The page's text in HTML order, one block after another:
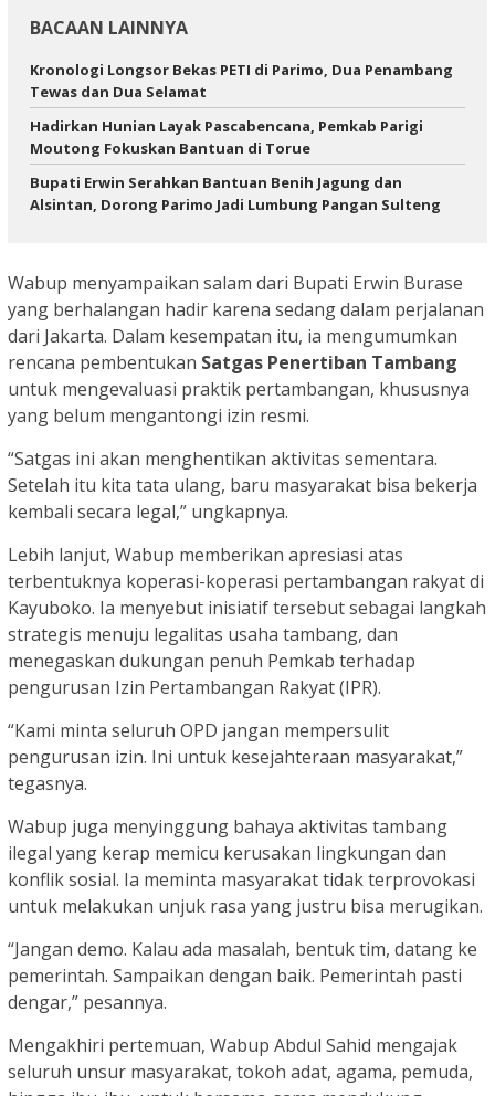
BACAAN LAINNYA
Kronologi Longsor Bekas PETI di Parimo, Dua Penambang
Tewas dan Dua Selamat
Hadirkan Hunian Layak Pascabencana, Pemkab Parigi
Moutong Fokuskan Bantuan di Torue
Bupati Erwin Serahkan Bantuan Benih Jagung dan
Alsintan, Dorong Parimo Jadi Lumbung Pangan Sulteng
Wabup menyampaikan salam dari Bupati Erwin Burase
yang berhalangan hadir karena sedang dalam perjalanan
dari Jakarta. Dalam kesempatan itu, ia mengumumkan
rencana pembentukan Satgas Penertiban Tambang
untuk mengevaluasi praktik pertambangan, khususnya
yang belum mengantongi izin resmi.
“Satgas ini akan menghentikan aktivitas sementara.
Setelah itu kita tata ulang, baru masyarakat bisa bekerja
kembali secara legal,” ungkapnya.
Lebih lanjut, Wabup memberikan apresiasi atas
terbentuknya koperasi-koperasi pertambangan rakyat di
Kayuboko. Ia menyebut inisiatif tersebut sebagai langkah
strategis menuju legalitas usaha tambang, dan
menegaskan dukungan penuh Pemkab terhadap
pengurusan Izin Pertambangan Rakyat (IPR).
“Kami minta seluruh OPD jangan mempersulit
pengurusan izin. Ini untuk kesejahteraan masyarakat,”
tegasnya.
Wabup juga menyinggung bahaya aktivitas tambang
ilegal yang kerap memicu kerusakan lingkungan dan
konflik sosial. Ia meminta masyarakat tidak terprovokasi
untuk melakukan unjuk rasa yang justru bisa merugikan.
“Jangan demo. Kalau ada masalah, bentuk tim, datang ke
pemerintah. Sampaikan dengan baik. Pemerintah pasti
dengar,” pesannya.
Mengakhiri pertemuan, Wabup Abdul Sahid mengajak
seluruh unsur masyarakat, tokoh adat, agama, pemuda,